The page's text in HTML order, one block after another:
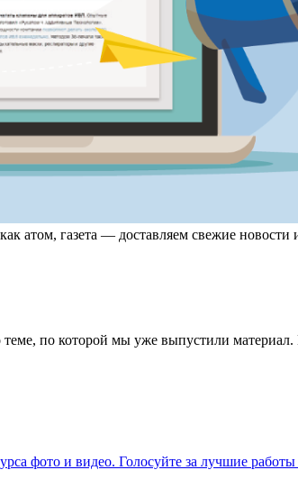
атом, газета — доставляем свежие
теме, по которой мы уже выпустили
фото и видео. Голосуйте за лучшие